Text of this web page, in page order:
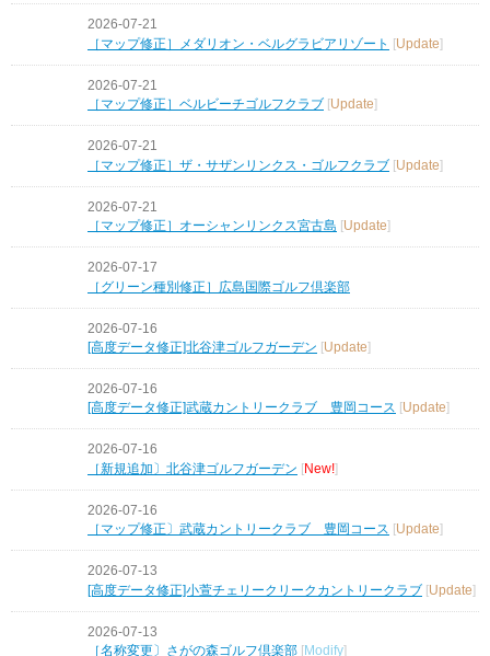
2026-07-21
［マップ修正］メダリオン・ベルグラビアリゾート
[Update]
2026-07-21
［マップ修正］ベルビーチゴルフクラブ [Update]
2026-07-21
［マップ修正］ザ・サザンリンクス・ゴルフクラブ [Update]
2026-07-21
［マップ修正］オーシャンリンクス宮古島 [Update]
2026-07-17
［グリーン種別修正］広島国際ゴルフ倶楽部
2026-07-16
[高度データ修正]北谷津ゴルフガーデン [Update]
2026-07-16
[高度データ修正]武蔵カントリークラブ 豊岡コース
Update
2026-07-16
［新規追加〕北谷津ゴルフガーデン [New!]
2026-07-16
［マップ修正〕武蔵カントリークラブ 豊岡コース
Update
2026-07-13
[高度データ修正]小萱チェリークリークカントリークラブ [Update]
2026-07-13
［名称変更〕さがの森ゴルフ倶楽部
Modify